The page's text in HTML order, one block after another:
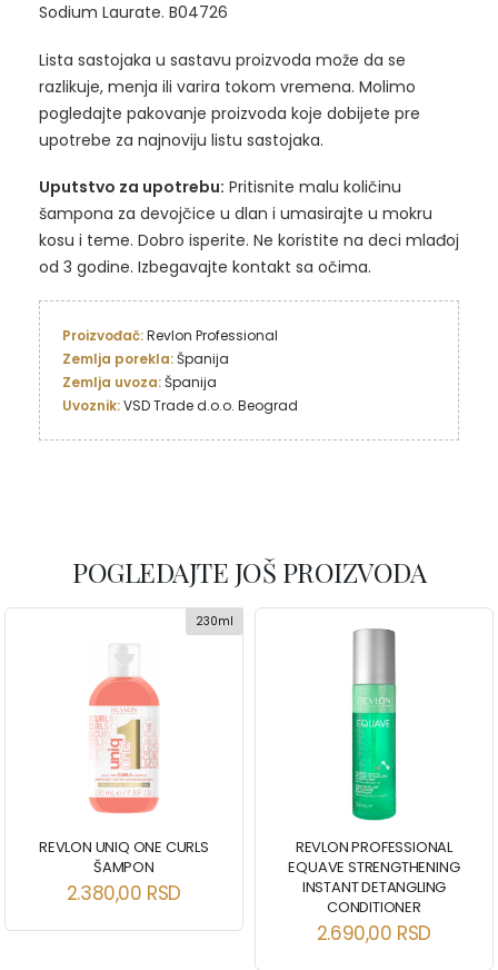
Sodium Laurate. B04726
Lista sastojaka u sastavu proizvoda može da se
razlikuje, menja ili varira tokom vremena. Molimo
pogledajte pakovanje proizvoda koje dobijete pre
upotrebe za najnoviju listu sastojaka.
Uputstvo za upotrebu: Pritisnite malu količinu
šampona za devojčice u dlan i umasirajte u mokru
kosu i teme. Dobro isperite. Ne koristite na deci mlađoj
od 3 godine. Izbegavajte kontakt sa očima.
Proizvođač: Revlon Professional
Zemlja porekla:
Zemlja uvoza:
Uvoznik: VSD Trade d.o.o. Beograd
POGLEDAJTE JOŠ PROIZVODA
230ml
REVLON UNIQ ONE CURLS
ŠAMPON
2.380,00 RSD
REVLON PROFESSIONAL
EQUAVE STRENGTHENING
INSTANT DETANGLING
CONDITIONER
2.690,00 RSD